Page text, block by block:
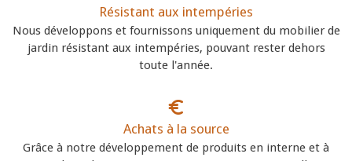
Résistant aux intempéries
Nous développons et fournissons uniquement du mobilier de
jardin résistant aux intempéries, pouvant rester dehors
toute l'année.
Achats à la source
Grâce à notre développement de produits en interne et à